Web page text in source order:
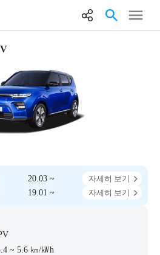
20.03 ~
자세히 보기
19.01 ~ 자세히 보기
~ 5.6 ㎞/㎾h